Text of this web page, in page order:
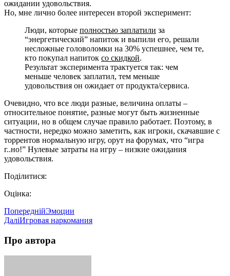
ожидании удовольствия.
Но, мне лично более интересен второй эксперимент:
Люди, которые полностью заплатили за
“энергетический” напиток и выпили его, решали
несложные головоломки на 30% успешнее, чем те,
кто покупал напиток со скидкой.
Результат эксперимента трактуется так: чем
меньше человек заплатил, тем меньше
удовольствия он ожидает от продукта/сервиса.
Очевидно, что все люди разные, величина оплаты –
относительное понятие, разные могут быть жизненные
ситуации, но в общем случае правило работает. Поэтому, в
частности, нередко можно заметить, как игроки, скачавшие с
торрентов нормальную игру, орут на форумах, что “игра
г..но!” Нулевые затраты на игру – низкие ожидания
удовольствия.
Поділитися:
Оцінка:
ПопереднійЭмоции
ДаліИгровая наркомания
Про автора